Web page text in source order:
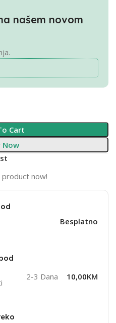
našem novom
Cart
Now
now!
Besplatno
2-3 Dana 10,00KM